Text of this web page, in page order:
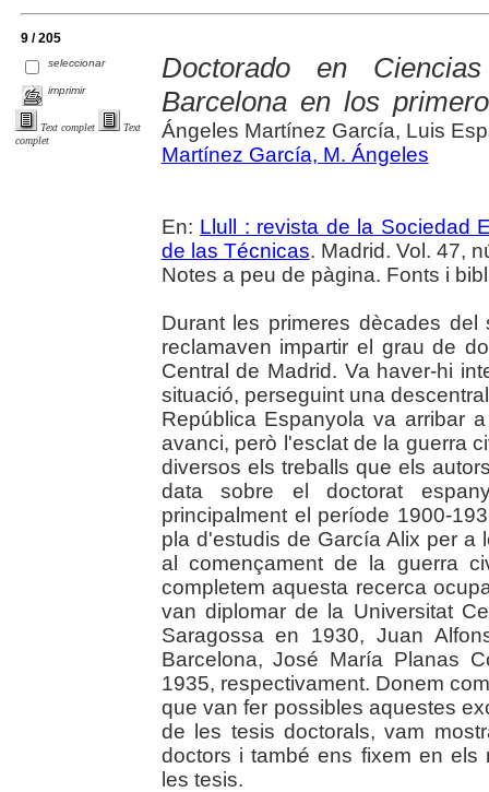
9 / 205
seleccionar
imprimir
Text complet
Text
complet
Doctorado en
Barcelona en los
Ángeles Martínez García, Luis
Martínez García, M. Ángeles
En: Llull : revista de la Sociedad
de las Técnicas. Madrid. Vol. 47,
Notes a peu de pàgina. Fonts i
Durant les primeres dècades
reclamaven impartir el grau de
Central de Madrid. Va haver-hi
situació, perseguint una
República Espanyola va arribar
avanci, però l'esclat de la guerra
diversos els treballs que els
data sobre el doctorat
principalment el període 1900-
pla d'estudis de García Alix per a
al començament de la guerra
completem aquesta recerca
van diplomar de la Universitat
Saragossa en 1930, Juan
Barcelona, José María Planas
1935, respectivament. Donem
que van fer possibles aquestes
de les tesis doctorals, vam
doctors i també ens fixem en els
les tesis.